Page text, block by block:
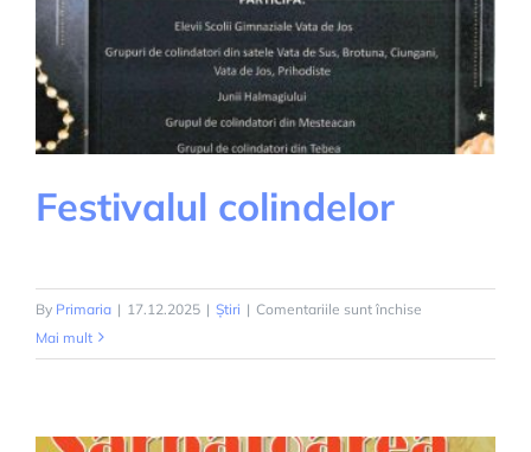
Festivalul colindelor
By Primaria | 17.12.2025 | Știri | Comentariile sunt închise
colindelor
Mai mult